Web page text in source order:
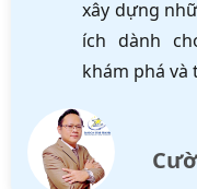
xây dựng
ích dành
khám phá và